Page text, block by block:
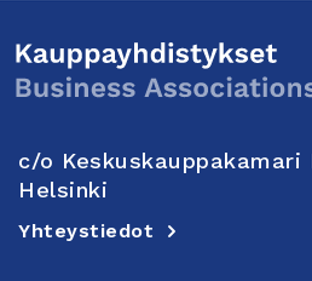
c/o Keskuskauppakamari
Helsinki
Yhteystiedot